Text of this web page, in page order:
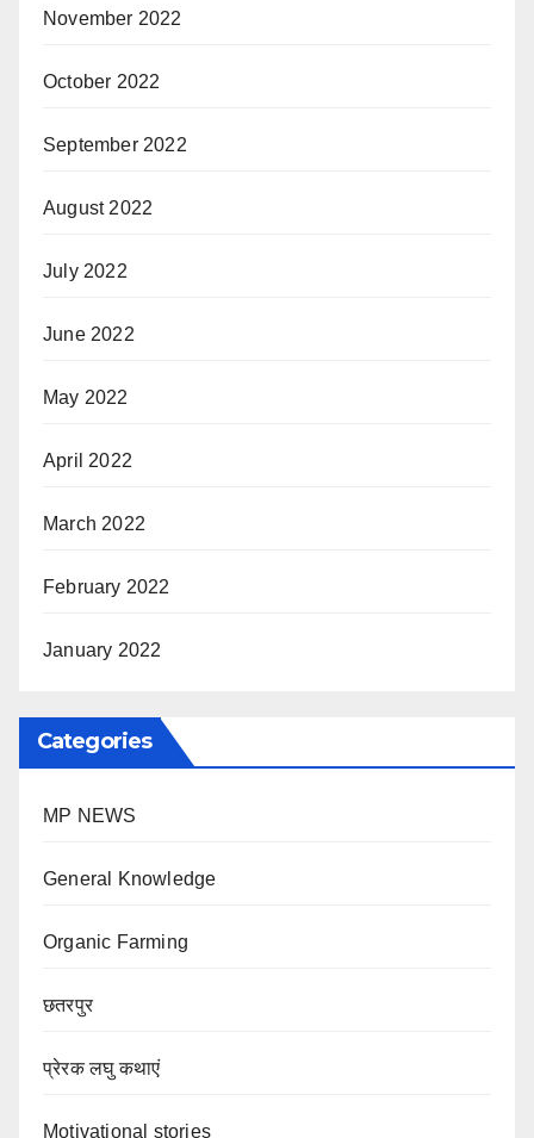
November 2022
October 2022
September 2022
August 2022
July 2022
June 2022
May 2022
April 2022
March 2022
February 2022
January 2022
Categories
MP NEWS
General Knowledge
Organic Farming
छतरपुर
प्रेरक लघु कथाएं
Motivational stories